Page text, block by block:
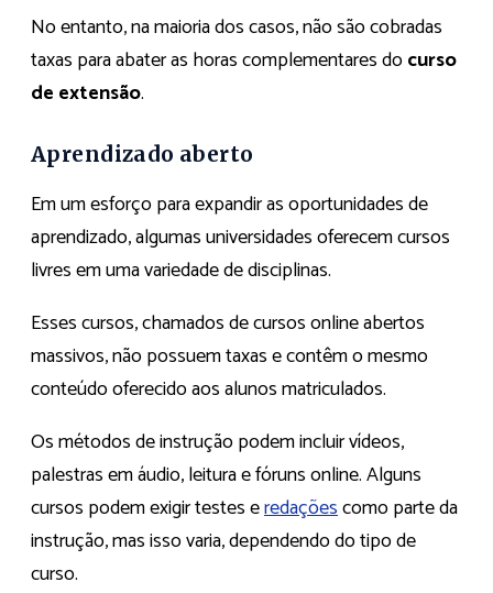
No entanto, na maioria dos casos, não são cobradas
taxas para abater as horas complementares docurso
de extensão.
Aprendizado aberto
Em um esforço para expandir as oportunidades de
aprendizado, algumas universidades oferecem cursos
livres em uma variedade de disciplinas.
Esses cursos, chamados de cursos online abertos
massivos, não possuem taxas e contêm o mesmo
conteúdo oferecido aos alunos matriculados.
Os métodos de instrução podem incluir vídeos,
palestras em áudio, leitura e fóruns online. Alguns
cursos podem exigir testes eredaçõescomo parte da
instrução, mas isso varia, dependendo do tipo de
curso.